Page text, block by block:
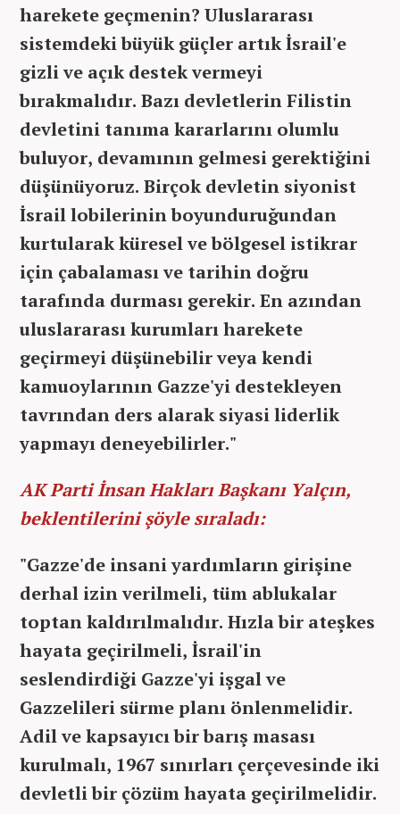
harekete geçmenin? Uluslararası
sistemdeki büyük güçler artık İsrail'e
gizli ve açık destek vermeyi
bırakmalıdır. Bazı devletlerin Filistin
devletini tanıma kararlarını olumlu
buluyor, devamının gelmesi gerektiğini
düşünüyoruz. Birçok devletin siyonist
İsrail lobilerinin boyunduruğundan
kurtularak küresel ve bölgesel istikrar
için çabalaması ve tarihin doğru
tarafında durması gerekir. En azından
uluslararası kurumları harekete
geçirmeyi düşünebilir veya kendi
kamuoylarının Gazze'yi destekleyen
tavrından ders alarak siyasi liderlik
yapmayı deneyebilirler."
AK Parti İnsan Hakları Başkanı Yalçın,
beklentilerini şöyle sıraladı:
"Gazze'de insani yardımların girişine
derhal izin verilmeli, tüm ablukalar
toptan kaldırılmalıdır. Hızla bir ateşkes
hayata geçirilmeli, İsrail'in
seslendirdiği Gazze'yi işgal ve
Gazzelileri sürme planı önlenmelidir.
Adil ve kapsayıcı bir barış masası
kurulmalı, 1967 sınırları çerçevesinde iki
devletli bir çözüm hayata geçirilmelidir.